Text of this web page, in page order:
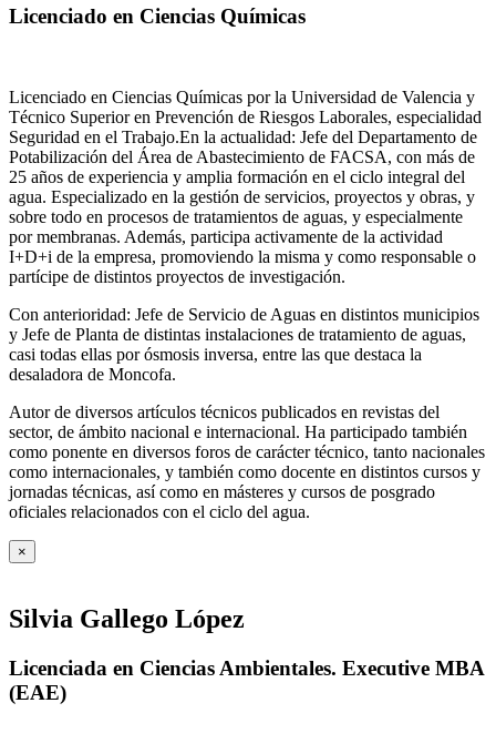
Licenciado en Ciencias Químicas
Licenciado en Ciencias Químicas por la Universidad de Valencia y
Técnico Superior en Prevención de Riesgos Laborales, especialidad
Seguridad en el Trabajo.En la actualidad: Jefe del Departamento de
Potabilización del Área de Abastecimiento de FACSA, con más de
25 años de experiencia y amplia formación en el ciclo integral del
agua. Especializado en la gestión de servicios, proyectos y obras, y
sobre todo en procesos de tratamientos de aguas, y especialmente
por membranas. Además, participa activamente de la actividad
I+D+i de la empresa, promoviendo la misma y como responsable o
partícipe de distintos proyectos de investigación.
Con anterioridad: Jefe de Servicio de Aguas en distintos municipios
y Jefe de Planta de distintas instalaciones de tratamiento de aguas,
casi todas ellas por ósmosis inversa, entre las que destaca la
desaladora de Moncofa.
Autor de diversos artículos técnicos publicados en revistas del
sector, de ámbito nacional e internacional. Ha participado también
como ponente en diversos foros de carácter técnico, tanto nacionales
como internacionales, y también como docente en distintos cursos y
jornadas técnicas, así como en másteres y cursos de posgrado
oficiales relacionados con el ciclo del agua.
×
Silvia Gallego López
Licenciada en Ciencias Ambientales. Executive MBA
(EAE)